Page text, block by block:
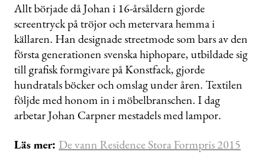
Allt började då Johan i 16-årsåldern gjorde
screentryck på tröjor och metervara hemma i
källaren. Han designade streetmode som bars av den
första generationen svenska hiphopare, utbildade sig
till grafisk formgivare på Konstfack, gjorde
hundratals böcker och omslag under åren. Textilen
följde med honom in i möbelbranschen. I dag
arbetar Johan Carpner mestadels med lampor.
Läs mer: De vann Residence Stora Formpris 2015